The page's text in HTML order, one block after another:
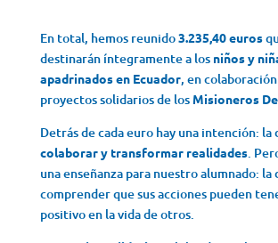
En total, hemos reunido3.235,40 euros
destinarán íntegramente a los niños y
apadrinados en Ecuador, en
proyectos solidarios de los Misioneros
Detrás de cada euro hay una intención: la
colaborar y transformar realidades.
una enseñanza para nuestro alumnado: la
comprender que sus acciones pueden
positivo en la vida de otros.